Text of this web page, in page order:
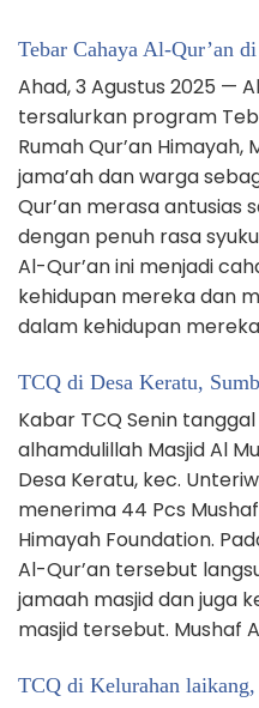
Tebar Cahaya Al-Qur’an
Ahad, 3 Agustus 2025 —
tersalurkan program
Rumah Qur’an Himayah,
jama’ah dan warga
Qur’an merasa antusias
dengan penuh rasa
Al-Qur’an ini menjadi
kehidupan mereka dan
dalam kehidupan
TCQ di Desa Keratu,
Kabar TCQ Senin
alhamdulillah Masjid Al
Desa Keratu, kec.
menerima 44 Pcs
Himayah Foundation.
Al-Qur’an tersebut
jamaah masjid dan juga
masjid tersebut. Mushaf
TCQ di Kelurahan